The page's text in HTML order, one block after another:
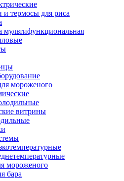
и термосы для риса
мультифункциональная
мороженого
витрины
мороженого
бара